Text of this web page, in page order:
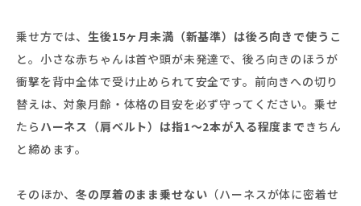
乗せ方では、生後15ヶ月未満（新基準）は後ろ向きで使う こ
と。小さな赤ちゃんは首や頭が未発達で、後ろ向きのほうが
衝撃を背中全体で受け止められて安全です。前向きへの切り
替えは、対象月齢・体格の目安を必ず守ってください。乗せ
たら ハーネス（肩ベルト）は指1〜2本が入る程度まで きちん
と締めます。
そのほか、冬の厚着のまま乗せない （ハーネスが体に密着せ